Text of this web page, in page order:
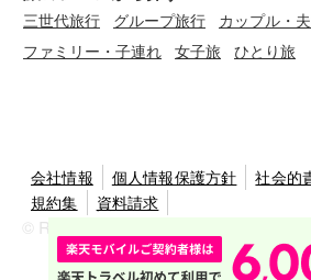
三世代旅行 グループ旅行
カップル・
ファミリー・子連れ 女子旅 ひとり旅
会社情報 個人情報保護方針 社会的
規約集
資料請求
© Rakuten Group, Inc.